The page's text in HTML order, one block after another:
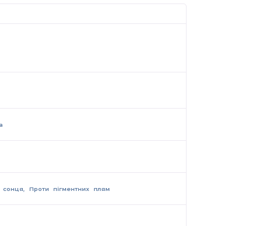
сонця, Проти пігментних плям